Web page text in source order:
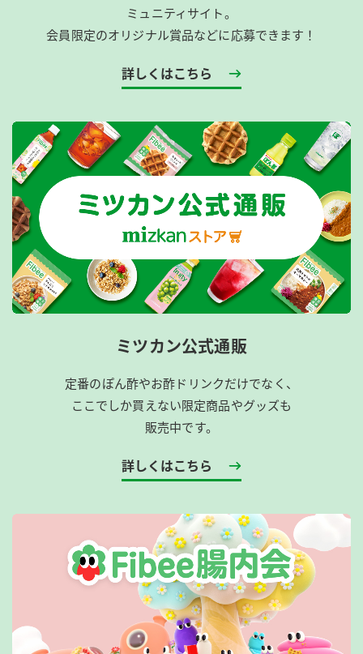
ミュニティサイト。
会員限定のオリジナル賞品などに応募できます！
詳しくはこちら
ミツカン公式通販
定番のぽん酢やお酢ドリンクだけでなく、
ここでしか買えない限定商品やグッズも
販売中です。
詳しくはこちら